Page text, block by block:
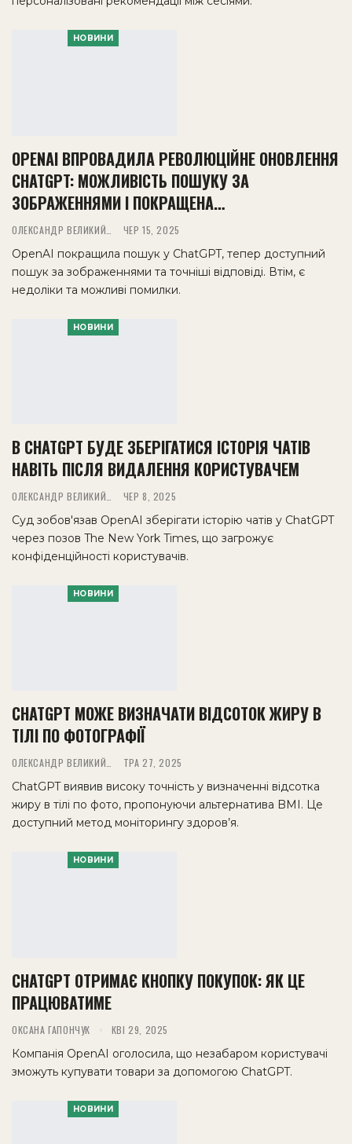
НОВИНИ
OPENAI ВПРОВАДИЛА РЕВОЛЮЦІЙНЕ ОНОВЛЕННЯ
CHATGPT: МОЖЛИВІСТЬ ПОШУКУ ЗА
ЗОБРАЖЕННЯМИ І ПОКРАЩЕНА…
ЧЕР 15, 2025
OpenAI покращила пошук у ChatGPT, тепер доступний
пошук за зображеннями та точніші відповіді. Втім, є
недоліки та можливі помилки.
НОВИНИ
В CHATGPT БУДЕ ЗБЕРІГАТИСЯ ІСТОРІЯ ЧАТІВ
НАВІТЬ ПІСЛЯ ВИДАЛЕННЯ КОРИСТУВАЧЕМ
ЧЕР 8, 2025
Суд зобов'язав OpenAI зберігати історію чатів у ChatGPT
через позов The New York Times, що загрожує
конфіденційності користувачів.
НОВИНИ
CHATGPT МОЖЕ ВИЗНАЧАТИ ВІДСОТОК ЖИРУ В
ТІЛІ ПО ФОТОГРАФІЇ
ТРА 27, 2025
ChatGPT виявив високу точність у визначенні відсотка
жиру в тілі по фото, пропонуючи альтернатива BMI. Це
доступний метод моніторингу здоров’я.
НОВИНИ
CHATGPT ОТРИМАЄ КНОПКУ ПОКУПОК: ЯК ЦЕ
ПРАЦЮВАТИМЕ
ОКСАНА ГАПОНЧУК КВІ 29, 2025
Компанія OpenAI оголосила, що незабаром користувачі
зможуть купувати товари за допомогою ChatGPT.
НОВИНИ